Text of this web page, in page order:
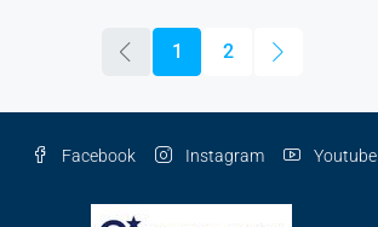
1 2
Facebook Instagram Youtube